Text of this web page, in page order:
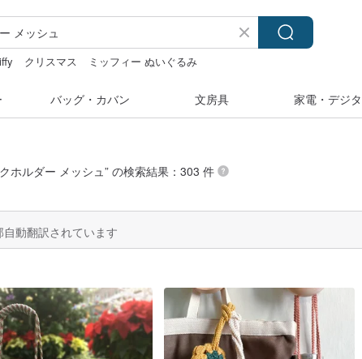
クリスマス
ミッフィー ぬいぐるみ
バッグ・カバン 文房具 家電・デジ
ホルダー メッシュ” の検索結果：303 件
自動翻訳されています